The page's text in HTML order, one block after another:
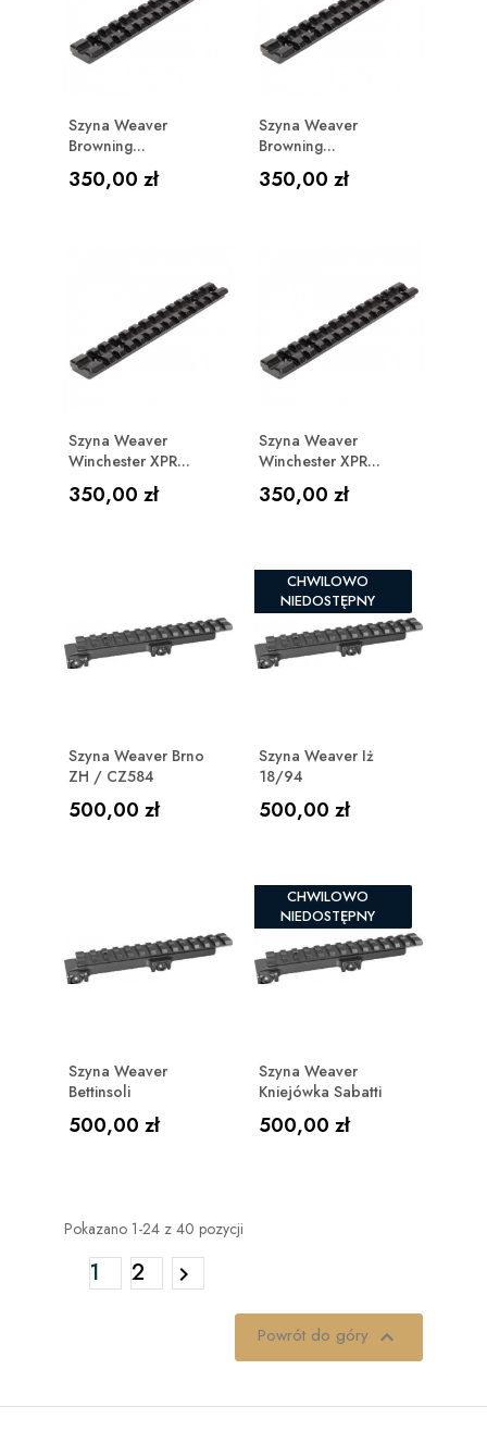
Szyna Weaver
Browning...
Cena
350,00 zł
Szyna Weaver
Browning...
Cena
350,00 zł
Szyna Weaver
Winchester XPR...
Cena
350,00 zł
Szyna Weaver
Winchester XPR...
Cena
350,00 zł
Szyna Weaver Brno
ZH / CZ584
Cena
500,00 zł
CHWILOWO
NIEDOSTĘPNY
Szyna Weaver Iż
18/94
Cena
500,00 zł
Szyna Weaver
Bettinsoli
Cena
500,00 zł
CHWILOWO
NIEDOSTĘPNY
Szyna Weaver
Kniejówka Sabatti
Cena
500,00 zł
Pokazano 1-24 z 40 pozycji
1 2 
Powrót do góry 